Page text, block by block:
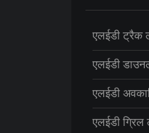
एलईडी ट्रैक
एलईडी
एलईडी
एलईडी ग्रिल